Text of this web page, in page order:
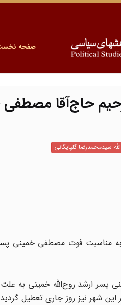
صفحه
حاج‌آقا مصطفی
سیدمحمدرضا گلپایگانی
به مناسبت فوت مصطفى خمینى
مصطفى خمینى پسر ارشد روح‌‌الله